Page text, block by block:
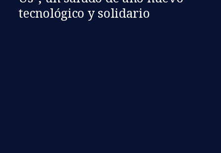
tecnológico y solidario